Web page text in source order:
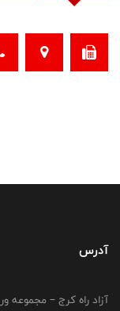
آدرس
آزاد راه کرج –